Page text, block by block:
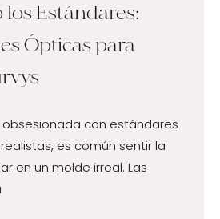
Estándares:
Ópticas para
obsesionada con estándares
es común sentir la
en un molde irreal. Las